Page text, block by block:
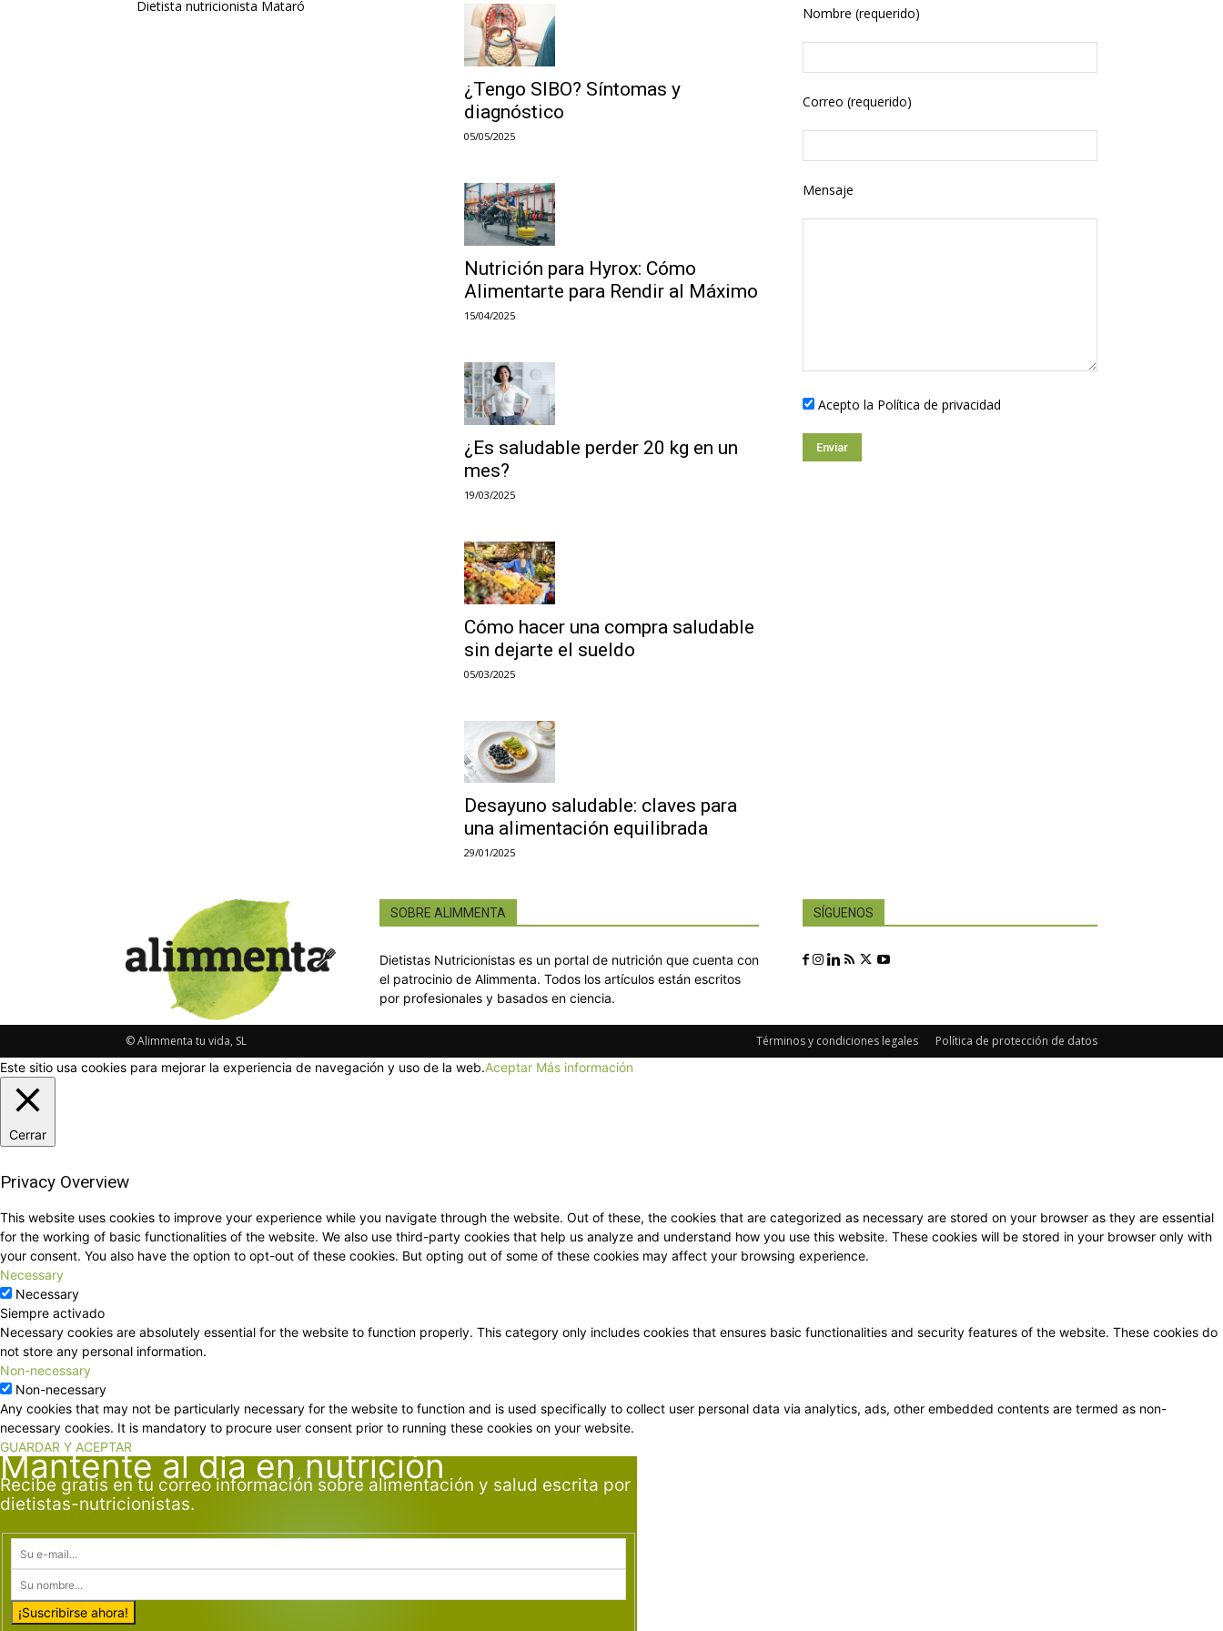
Dietista nutricionista Mataró
¿Tengo SIBO? Síntomas y
diagnóstico
05/05/2025
Nutrición para Hyrox: Cómo
Alimentarte para Rendir al Máximo
15/04/2025
¿Es saludable perder 20 kg en un
mes?
19/03/2025
Cómo hacer una compra saludable
sin dejarte el sueldo
05/03/2025
Desayuno saludable: claves para
una alimentación equilibrada
29/01/2025
Nombre (requerido)
Correo (requerido)
Mensaje
Acepto la Política de privacidad
SOBRE ALIMMENTA
Dietistas Nutricionistas es un portal de nutrición que cuenta con
el patrocinio de Alimmenta. Todos los artículos están escritos
por profesionales y basados en ciencia.
SÍGUENOS
Términos y condiciones legales Política de protección de datos
© Alimmenta tu vida, SL
Este sitio usa cookies para mejorar la experiencia de navegación y uso de la web.Aceptar Más información
Cerrar
Privacy Overview
This website uses cookies to improve your experience while you navigate through the website. Out of these, the cookies that are categorized as necessary are stored on your browser as they are essential
for the working of basic functionalities of the website. We also use third-party cookies that help us analyze and understand how you use this website. These cookies will be stored in your browser only with
your consent. You also have the option to opt-out of these cookies. But opting out of some of these cookies may affect your browsing experience.
Necessary
Necessary
Siempre activado
Necessary cookies are absolutely essential for the website to function properly. This category only includes cookies that ensures basic functionalities and security features of the website. These cookies do
not store any personal information.
Non-necessary
Non-necessary
Any cookies that may not be particularly necessary for the website to function and is used specifically to collect user personal data via analytics, ads, other embedded contents are termed as non-
necessary cookies. It is mandatory to procure user consent prior to running these cookies on your website.
GUARDAR Y ACEPTAR
Mantente al día en nutrición
Recibe gratis en tu correo información sobre alimentación y salud escrita por
dietistas-nutricionistas.
¡Suscribirse ahora!